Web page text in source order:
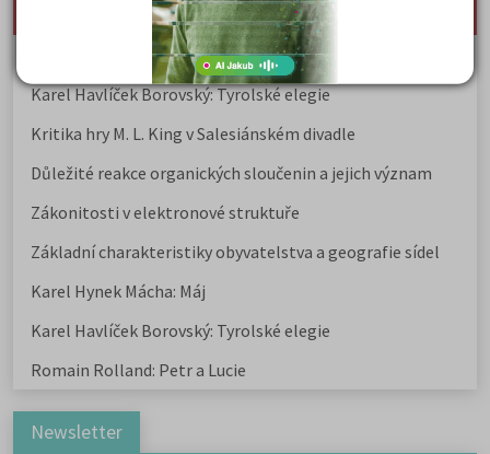
Karel Hynek Mácha: Máj
Karel Havlíček Borovský: Tyrolské elegie
Kritika hry M. L. King v Salesiánském divadle
Důležité reakce organických sloučenin a jejich význam
Zákonitosti v elektronové struktuře
Základní charakteristiky obyvatelstva a geografie sídel
Karel Hynek Mácha: Máj
Karel Havlíček Borovský: Tyrolské elegie
Romain Rolland: Petr a Lucie
Newsletter